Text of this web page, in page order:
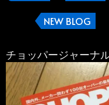
NEW BLOG
チョッパージャーナ